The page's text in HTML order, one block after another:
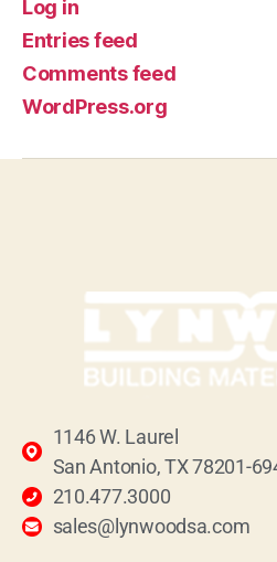
Log in
Entries feed
Comments feed
WordPress.org
1146 W. Laurel
San Antonio, TX 78201-
210.477.3000
sales@lynwoodsa.com